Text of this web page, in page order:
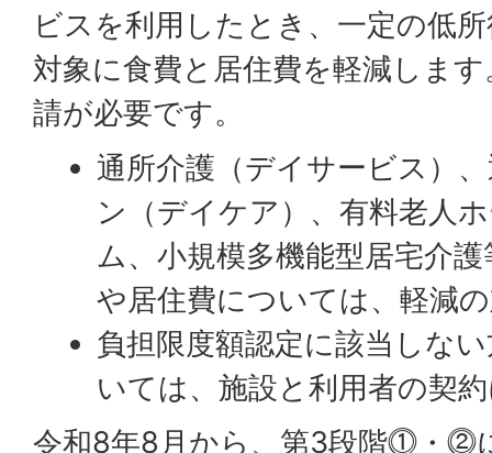
ビスを利用したとき、一定の低
対象に食費と居住費を軽減しま
請が必要です。
通所介護（デイサービス）
ン（デイケア）、有料老人
ム、小規模多機能型居宅介
や居住費については、軽減
負担限度額認定に該当しな
いては、施設と利用者の契
令和8年8月から、第3段階⓵・⓶